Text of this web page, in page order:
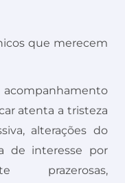
que merecem
atenta a tristeza
alterações do
de interesse por
prazerosas,